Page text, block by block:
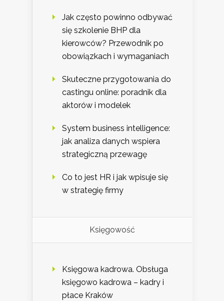
Jak często powinno odbywać
się szkolenie BHP dla
kierowców? Przewodnik po
obowiązkach i wymaganiach
Skuteczne przygotowania do
castingu online: poradnik dla
aktorów i modelek
System business intelligence:
jak analiza danych wspiera
strategiczną przewagę
Co to jest HR i jak wpisuje się
w strategię firmy
Księgowość
Księgowa kadrowa. Obsługa
księgowo kadrowa – kadry i
płace Kraków